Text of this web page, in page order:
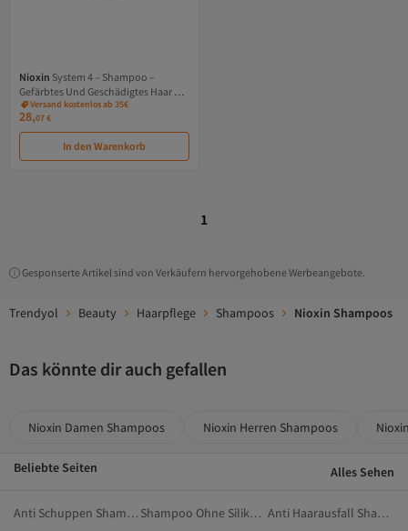
Nioxin System 4 – Shampoo –
Gefärbtes Und Geschädigtes Haar Mit
Fortgeschrittener Schwächung, 300
m
Versand kostenlos ab 35€
28,07€
In den Warenkorb
1
Gesponserte Artikel sind von Verkäufern hervorgehobene Werbeangebote.
Trendyol Beauty Haarpflege Shampoos Nioxin Shampoos
Das könnte dir auch gefallen
Nioxin Damen Shampoos Nioxin Herren Shampoos
Beliebte Seiten Alles Sehen
Anti Schuppen Shampoo Shampoo Ohne Silikone
Anti Haarausfall Shampoo